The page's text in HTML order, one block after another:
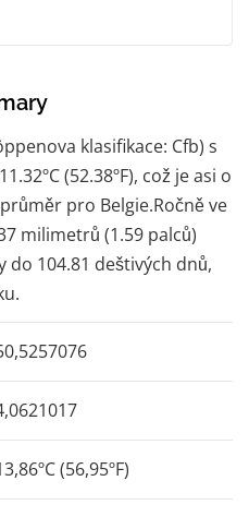
klasifikace: Cfb) s
(52.38ºF), což je asi o
pro Belgie.Ročně ve
milimetrů (1.59 palců)
104.81 deštivých dnů,
(56,95ºF)